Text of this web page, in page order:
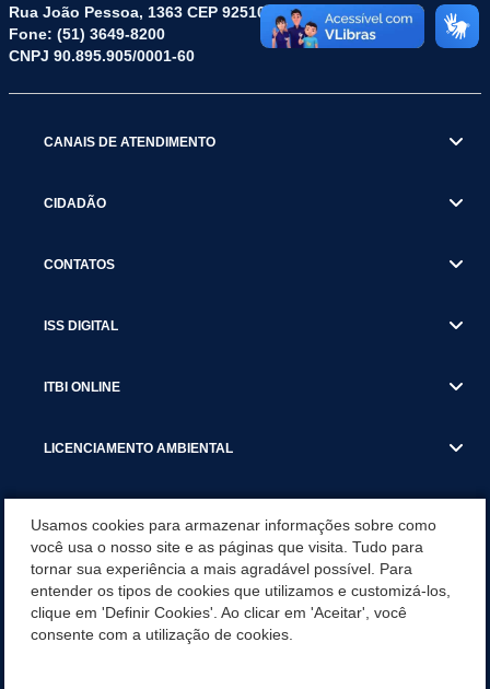
Rua João Pessoa, 1363 CEP 92510-045
Fone: (51) 3649-8200
CNPJ 90.895.905/0001-60
CANAIS DE ATENDIMENTO
CIDADÃO
CONTATOS
ISS DIGITAL
ITBI ONLINE
LICENCIAMENTO AMBIENTAL
SERVIÇOS
SERVIÇOS DO DEPARTAMENTO DE RECEITA MUNICIPAL
Usamos cookies para armazenar informações sobre como
você usa o nosso site e as páginas que visita. Tudo para
tornar sua experiência a mais agradável possível. Para
entender os tipos de cookies que utilizamos e customizá-los,
clique em 'Definir Cookies'. Ao clicar em 'Aceitar', você
consente com a utilização de cookies.